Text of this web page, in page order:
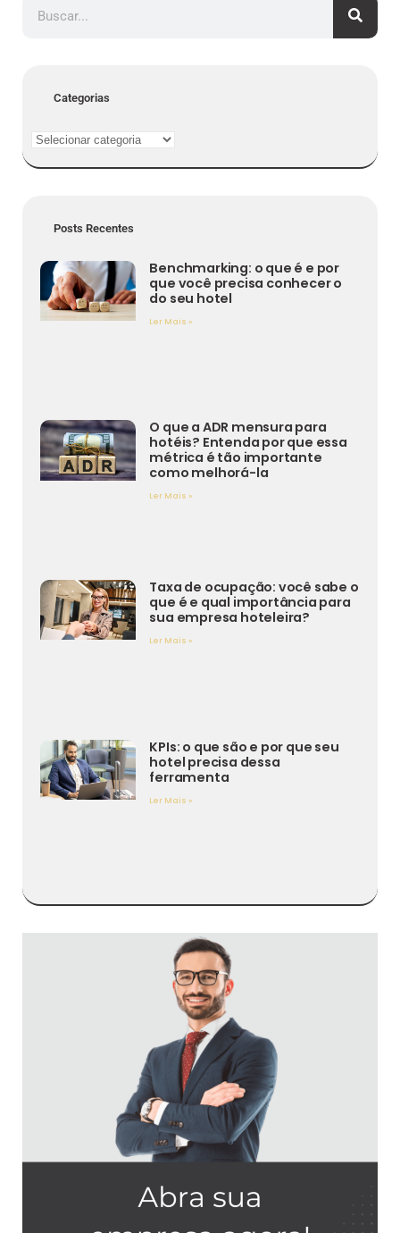
Categorias
Posts Recentes
Benchmarking: o que é e por
que você precisa conhecer o
do seu hotel
Ler Mais »
O que a ADR mensura para
hotéis? Entenda por que essa
métrica é tão importante
como melhorá-la
Ler Mais »
Taxa de ocupação: você sabe o
que é e qual importância para
sua empresa hoteleira?
Ler Mais »
KPIs: o que são e por que seu
hotel precisa dessa
ferramenta
Ler Mais »